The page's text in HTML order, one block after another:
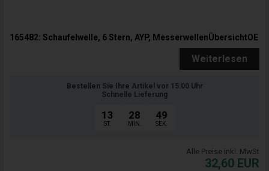
165482: Schaufelwelle, 6 Stern, AYP, MesserwellenÜbersichtOE
Weiterlesen
Bestellen Sie Ihre Artikel vor 15:00 Uhr
Schnelle Lieferung
13
ST.
28
MIN.
47
SEK.
Alle Preise inkl. MwSt
32,60 EUR